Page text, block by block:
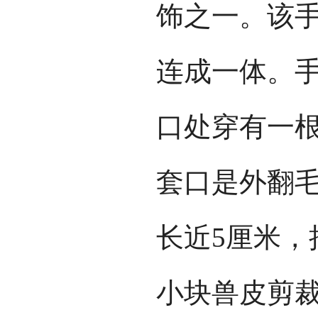
饰之一。该
连成一体。
口处穿有一
套口是外翻
长近5厘米
小块兽皮剪